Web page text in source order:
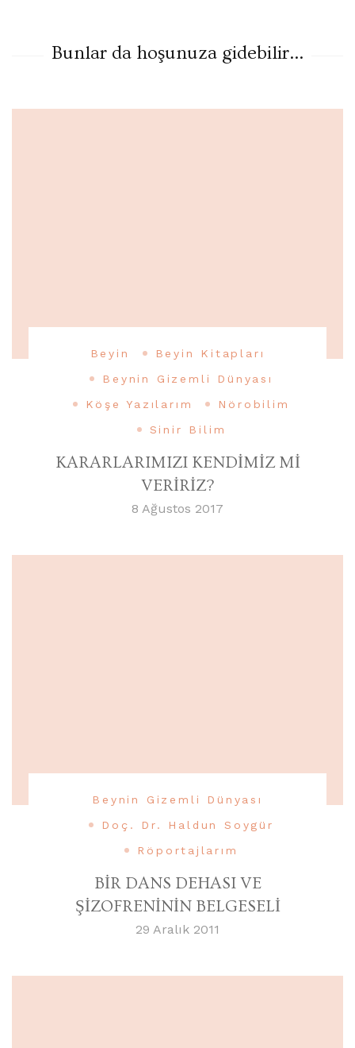
Bunlar da hoşunuza gidebilir...
Beyin
Beyin Kitapları
Beynin Gizemli Dünyası
Köşe Yazılarım
Nörobilim
Sinir Bilim
KARARLARIMIZI KENDİMİZ Mİ
VERİRİZ?
8 Ağustos 2017
Beynin Gizemli Dünyası
Doç. Dr. Haldun Soygür
Röportajlarım
BİR DANS DEHASI VE
ŞİZOFRENİNİN BELGESELİ
29 Aralık 2011